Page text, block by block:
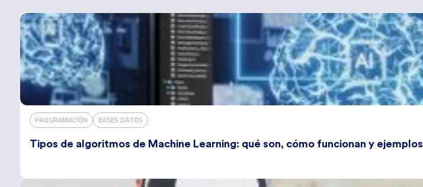
PROGRAMACIÓN BASES DATOS
Tipos de algoritmos de Machine Learning: qué son, cómo funcionan y ejemplos